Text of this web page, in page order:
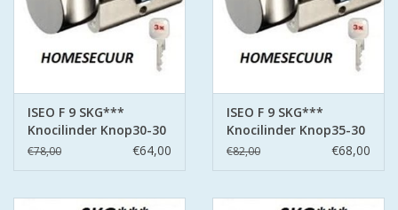
ISEO F 9 SKG***
Knocilinder Knop30-30
3 sleutels
€78,00 €64,00
ISEO F 9 SKG***
Knocilinder Knop35-30
3 sleutels
€82,00 €68,00